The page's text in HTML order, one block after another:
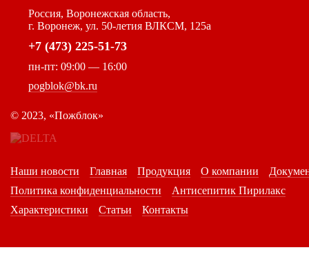
Россия, Воронежская область,
г. Воронеж, ул. 50-летия ВЛКСМ, 125а
+7 (473) 225-51-73
пн-пт: 09:00 — 16:00
pogblok@bk.ru
© 2023, «Пожблок»
Наши новости Главная Продукция О компании
Политика конфиденциальности
Антисепитик Пирилакс
Характеристики
Статьи Контакты